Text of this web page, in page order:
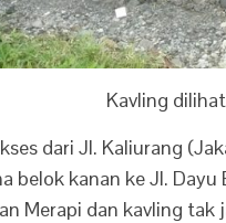
Kavling
dari Jl. Kaliurang
belok kanan ke Jl.
Merapi dan kavling tak